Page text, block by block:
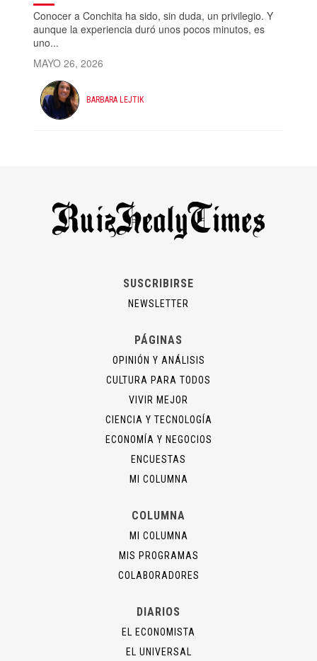
Conocer a Conchita ha sido, sin duda, un privilegio. Y
aunque la experiencia duró unos pocos minutos, es
uno...
MAYO 26, 2026
BARBARA LEJTIK
SUSCRIBIRSE
NEWSLETTER
PÁGINAS
OPINIÓN Y ANÁLISIS
CULTURA PARA TODOS
VIVIR MEJOR
CIENCIA Y TECNOLOGÍA
ECONOMÍA Y NEGOCIOS
ENCUESTAS
MI COLUMNA
COLUMNA
MI COLUMNA
MIS PROGRAMAS
COLABORADORES
DIARIOS
EL ECONOMISTA
EL UNIVERSAL